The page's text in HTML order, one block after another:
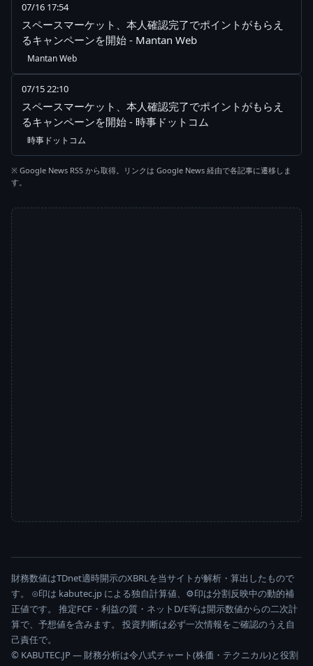
07/16 17:54
スペースマーケット、本人確認完了でポイントがもらえ
るキャンペーンを開始 - Mantan Web
Mantan Web
07/15 22:10
スペースマーケット、本人確認完了でポイントがもらえ
るキャンペーンを開始 - 時事ドットコム
時事ドットコム
※ Google News RSS から取得。リンクは Google News 経由で各記事に遷移しま
す。
財務数値はTDnet適時開示のXBRLを当サイトが解析・算出したもので
す。 ⊙印は kabutec.jp による独自計算値、⚙印は分割反映中の動的補
正値です。 推定FCF・利益の質・ネットD/E等は開示数値からの二次計
算で、予想値を含みます。 投資判断は必ず一次情報をご確認のうえ自
己責任で。
© KABUTEC.JP — 財務分析は令八式チャート(株価・テクニカル)と役割